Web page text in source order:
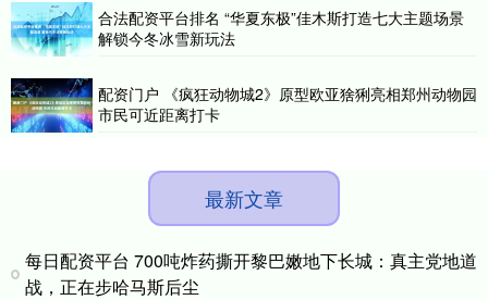
合法配资平台排名 “华夏东极”佳木斯打造七大主题场景
解锁今冬冰雪新玩法
配资门户 《疯狂动物城2》原型欧亚猞猁亮相郑州动物园
市民可近距离打卡
最新文章
每日配资平台 700吨炸药撕开黎巴嫩地下长城：真主党地道
战，正在步哈马斯后尘